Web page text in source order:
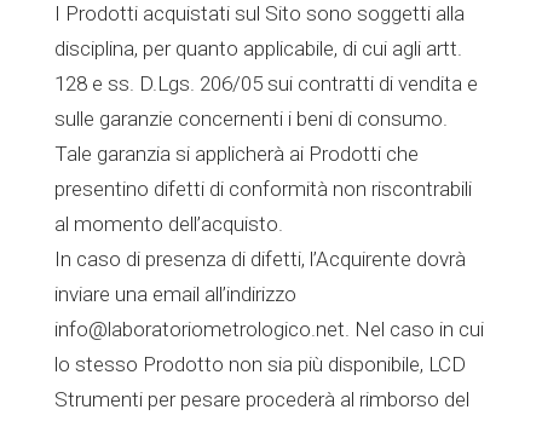
I Prodotti acquistati sul Sito sono soggetti alla
disciplina, per quanto applicabile, di cui agli artt.
128 e ss. D.Lgs. 206/05 sui contratti di vendita e
sulle garanzie concernenti i beni di consumo.
Tale garanzia si applicherà ai Prodotti che
presentino difetti di conformità non riscontrabili
al momento dell’acquisto.
In caso di presenza di difetti, l’Acquirente dovrà
inviare una email all’indirizzo
info@laboratoriometrologico.net. Nel caso in cui
lo stesso Prodotto non sia più disponibile, LCD
Strumenti per pesare procederà al rimborso del